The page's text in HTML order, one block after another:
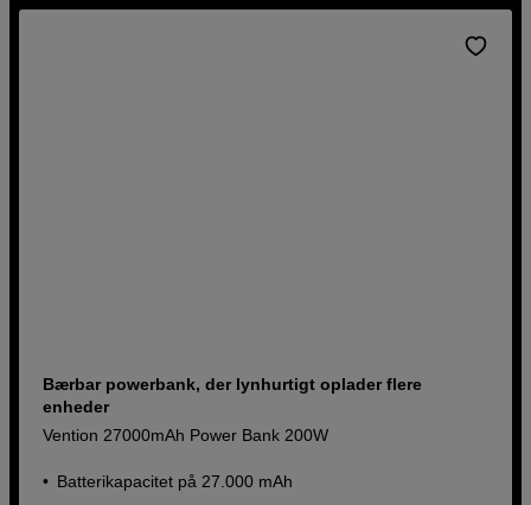
Bærbar powerbank, der lynhurtigt oplader flere
enheder
Vention 27000mAh Power Bank 200W
Batterikapacitet på 27.000 mAh